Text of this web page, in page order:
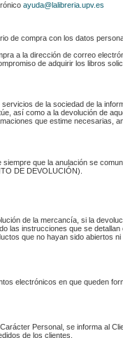
ayuda@lalibreria.upv.es
de compra con los datos
a la dirección de correo
de adquirir los libros
de la sociedad de la
así como a la devolución de
que estime necesarias,
que la anulación se
DE DEVOLUCIÓN).
de la mercancía, si la
las instrucciones que se
que no hayan sido abiertos
electrónicos en que queden
Personal, se informa al
de los clientes.